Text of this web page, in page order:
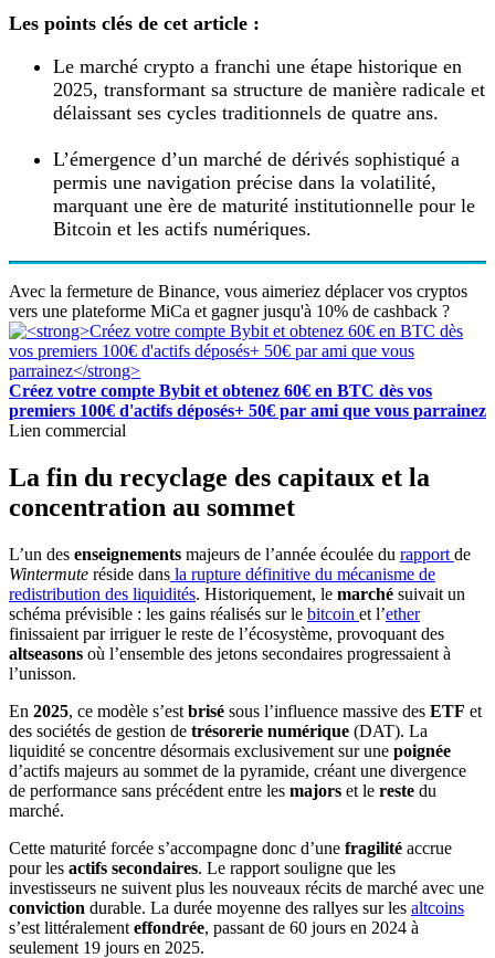
Les points clés de cet article :
Le marché crypto a franchi une étape historique en
2025, transformant sa structure de manière radicale et
délaissant ses cycles traditionnels de quatre ans.
L’émergence d’un marché de dérivés sophistiqué a
permis une navigation précise dans la volatilité,
marquant une ère de maturité institutionnelle pour le
Bitcoin et les actifs numériques.
Avec la fermeture de Binance, vous aimeriez déplacer vos cryptos
vers une plateforme MiCa et gagner jusqu'à 10% de cashback ?
Créez votre compte Bybit et obtenez 60€ en BTC dès vos
premiers 100€ d'actifs déposés+ 50€ par ami que vous parrainez
Lien commercial
La fin du recyclage des capitaux et la
concentration au sommet
L’un des enseignements majeurs de l’année écoulée du rapport de
Wintermute réside dans la rupture définitive du mécanisme de
redistribution des liquidités. Historiquement, le marché suivait un
schéma prévisible : les gains réalisés sur le bitcoin et l’ether
finissaient par irriguer le reste de l’écosystème, provoquant des
altseasons où l’ensemble des jetons secondaires progressaient à
l’unisson.
En 2025, ce modèle s’est brisé sous l’influence massive des ETF et
des sociétés de gestion de trésorerie numérique (DAT). La
liquidité se concentre désormais exclusivement sur une poignée
d’actifs majeurs au sommet de la pyramide, créant une divergence
de performance sans précédent entre les majors et le reste du
marché.
Cette maturité forcée s’accompagne donc d’une fragilité accrue
pour les actifs secondaires. Le rapport souligne que les
investisseurs ne suivent plus les nouveaux récits de marché avec une
conviction durable. La durée moyenne des rallyes sur les altcoins
s’est littéralement effondrée, passant de 60 jours en 2024 à
seulement 19 jours en 2025.